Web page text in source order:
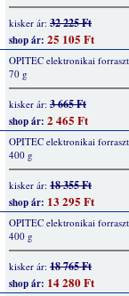
kisker ár: 32 225 Ft
shop ár: 25 105 Ft
OPITEC elektronikai
70 g
kisker ár: 3 665 Ft
shop ár: 2 465 Ft
OPITEC elektronikai
400 g
kisker ár: 18 355 Ft
shop ár: 13 295 Ft
OPITEC elektronikai
400 g
kisker ár: 18 765 Ft
shop ár: 14 280 Ft